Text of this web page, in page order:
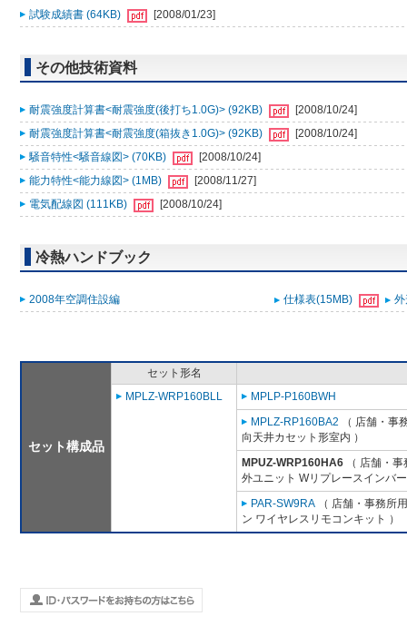
試験成績書 (64KB) [2008/01/23]
その他技術資料
耐震強度計算書<耐震強度(後打ち1.0G)> (92KB)
[2008/10/24]
耐震強度計算書<耐震強度(箱抜き1.0G)> (92KB)
[2008/10/24]
騒音特性<騒音線図> (70KB)
[2008/10/24]
能力特性<能力線図> (1MB)
[2008/11/27]
電気配線図 (111KB)
[2008/10/24]
冷熱ハンドブック
2008年空調住設編 仕様表(15MB)
セット構成品
セット形名
MPLZ-WRP160BLL
MPLP-P160BWH
MPLZ-RP160BA2 （ 店舗・事
向天井カセット形室内 ）
MPUZ-WRP160HA6 （ 店舗・
外ユニット Wリプレースインバ
PAR-SW9RA （ 店舗・事務所
ン ワイヤレスリモコンキット ）